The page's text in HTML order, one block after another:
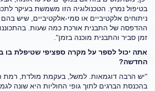
בטיפול נמרץ. הטכנולוגיה הזו משמשת בעיקר
ניתוחים אלקטיביים או סמי-אלקטיביים, שיש
ההדפסה של התבנית אורכת כמה שעות.
זמן סביר והתבנית מוכנה בזמן".
אתה יכול לספר על מקרה ספציפי שטיפלת בו
החדשה?
"יש הרבה דוגמאות. למשל, בעקמת מולדת, רמת
בהכנסת הברגים לתוך גופי החוליות היא שונה